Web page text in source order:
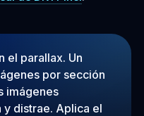
el parallax. Un
por sección
imágenes
y distrae. Aplica el